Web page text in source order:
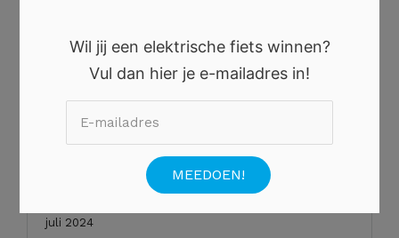
mei 2025
januari 2025
december 2024
november 2024
juli 2024
Wil jij een elektrische fiets winnen?
Vul dan hier je e-mailadres in!